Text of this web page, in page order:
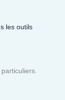
les outils